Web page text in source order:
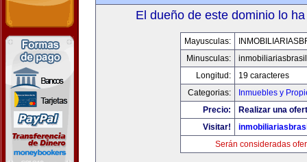
El dueño de este dominio lo
Mayusculas:
Minusculas:
Longitud:
19 caracteres
Categorias:
Inmuebles y
Precio:
Realizar una
Visitar!
Serán consideradas